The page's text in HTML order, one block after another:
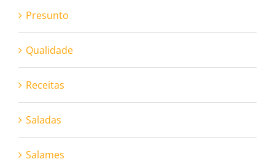
Presunto
Qualidade
Receitas
Saladas
Salames